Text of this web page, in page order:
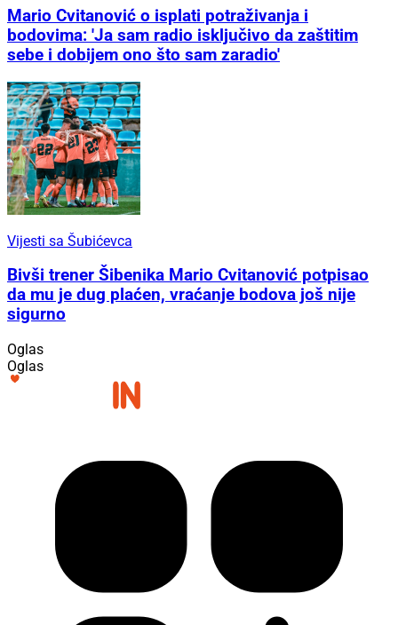
Mario Cvitanović o isplati potraživanja i
bodovima: 'Ja sam radio isključivo da zaštitim
sebe i dobijem ono što sam zaradio'
Vijesti sa Šubićevca
Bivši trener Šibenika Mario Cvitanović potpisao
da mu je dug plaćen, vraćanje bodova još nije
sigurno
Oglas
Oglas